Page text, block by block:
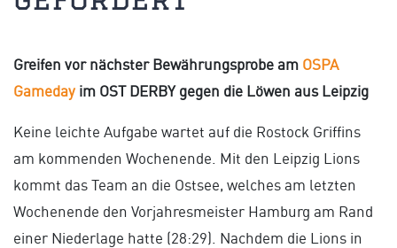
Greifen vor nächster Bewährungsprobe am OSPA
Gameday im OST DERBY gegen die Löwen aus Leipzig
Keine leichte Aufgabe wartet auf die Rostock Griffins
am kommenden Wochenende. Mit den Leipzig Lions
kommt das Team an die Ostsee, welches am letzten
Wochenende den Vorjahresmeister Hamburg am Rand
einer Niederlage hatte (28:29). Nachdem die Lions in